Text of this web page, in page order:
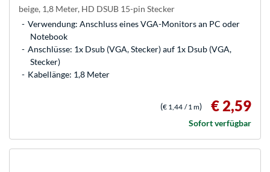
beige, 1,8 Meter, HD DSUB 15-pin Stecker
Verwendung: Anschluss eines VGA-Monitors an PC oder
Notebook
Anschlüsse: 1x Dsub (VGA, Stecker) auf 1x Dsub (VGA,
Stecker)
Kabellänge: 1,8 Meter
(€ 1,44 / 1 m) € 2,59
Sofort verfügbar